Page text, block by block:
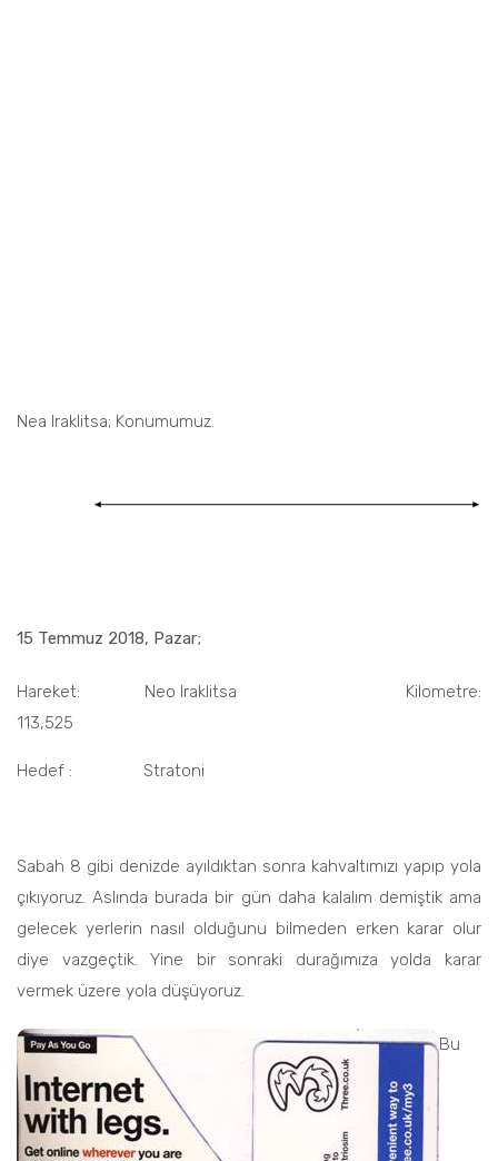
Nea Iraklitsa; Konumumuz.
15 Temmuz 2018, Pazar;
Hareket: Neo Iraklitsa Kilometre:
113,525
Hedef : Stratoni
Sabah 8 gibi denizde ayıldıktan sonra kahvaltımızı yapıp yola
çıkıyoruz. Aslında burada bir gün daha kalalım demiştik ama
gelecek yerlerin nasıl olduğunu bilmeden erken karar olur
diye vazgeçtik. Yine bir sonraki durağımıza yolda karar
vermek üzere yola düşüyoruz.
Bu